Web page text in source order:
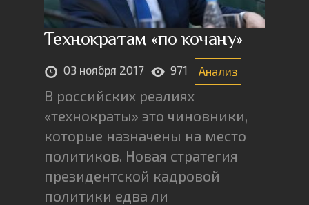
Технократам «по кочану»
03 ноября 2017 971 Анализ
В российских реалиях
«технократы» это чиновники,
которые назначены на место
политиков. Новая стратегия
президентской кадровой
политики едва ли